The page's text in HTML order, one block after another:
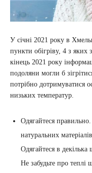
У січні 2021 року в
пункти обігріву, 4 з яких
кінець 2021 року
подоляни могли б
потрібно дотримуватися
низьких температур.
Одягайтеся
натуральних
Одягайтеся в
Не забудьте про